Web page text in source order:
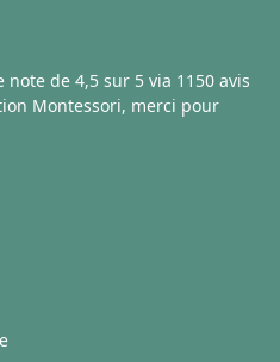
note de 4,5 sur 5 via 1150 avis
Montessori, merci pour